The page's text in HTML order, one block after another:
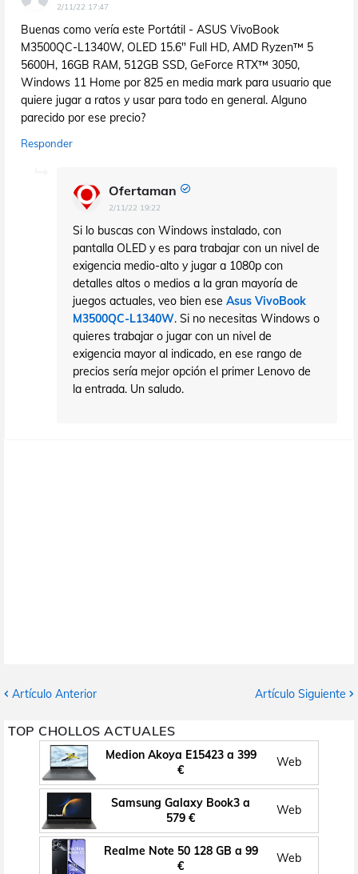
2/11/22 17:47
Buenas como vería este Portátil - ASUS VivoBook
M3500QC-L1340W, OLED 15.6" Full HD, AMD Ryzen™ 5
5600H, 16GB RAM, 512GB SSD, GeForce RTX™ 3050,
Windows 11 Home por 825 en media mark para usuario que
quiere jugar a ratos y usar para todo en general. Alguno
parecido por ese precio?
Responder
Ofertaman
2/11/22 19:22
Si lo buscas con Windows instalado, con
pantalla OLED y es para trabajar con un nivel de
exigencia medio-alto y jugar a 1080p con
detalles altos o medios a la gran mayoría de
juegos actuales, veo bien ese Asus VivoBook
M3500QC-L1340W. Si no necesitas Windows o
quieres trabajar o jugar con un nivel de
exigencia mayor al indicado, en ese rango de
precios sería mejor opción el primer Lenovo de
la entrada. Un saludo.
Artículo Anterior Artículo Siguiente
TOP CHOLLOS ACTUALES
Medion Akoya E15423 a 399
€
Web
Samsung Galaxy Book3 a
579 €
Web
Realme Note 50 128 GB a 99
€
Web